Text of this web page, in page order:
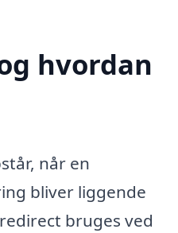
hvordan
når en
bliver liggende
bruges ved